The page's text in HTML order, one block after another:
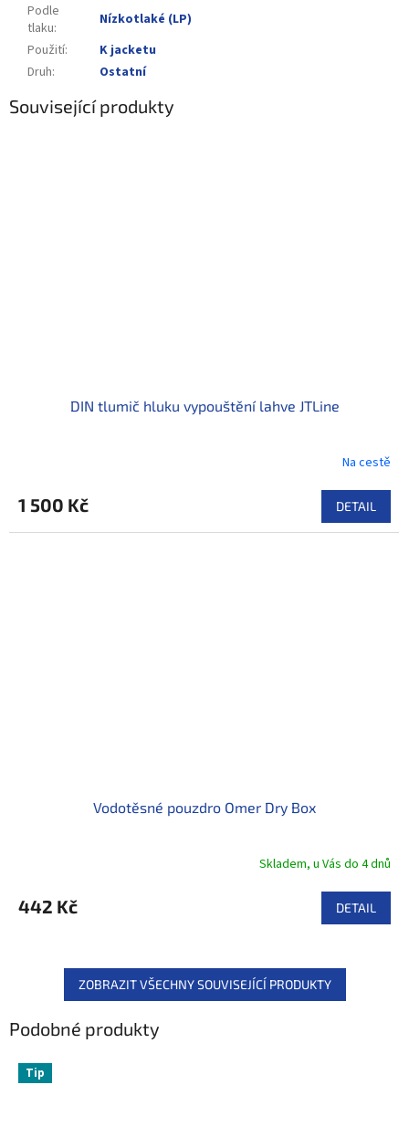
Podle
tlaku:
Nízkotlaké (LP)
Použití:
K jacketu
Druh: Ostatní
Související produkty
DIN tlumič hluku vypouštění lahve JTLine
Na cestě
1 500 Kč DETAIL
Vodotěsné pouzdro Omer Dry Box
Skladem, u Vás do 4 dnů
442 Kč DETAIL
ZOBRAZIT VŠECHNY SOUVISEJÍCÍ PRODUKTY
Podobné produkty
Tip